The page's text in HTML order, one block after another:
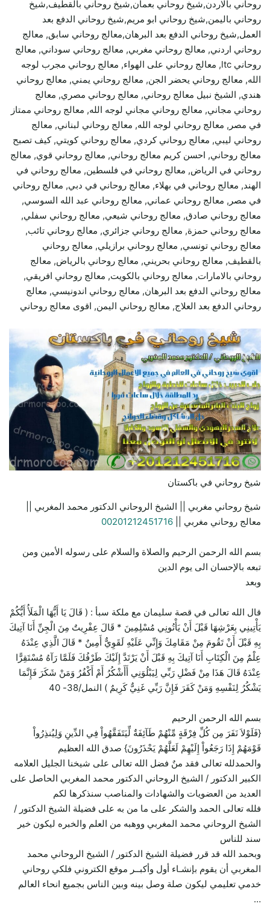
روحاني بالاردن,شيخ روحاني بعمان,شيخ روحاني بالقطيف,شيخ
روحاني باليمن,شيخ روحاني ابو مريم,شيخ روحاني الدفع بعد
العمل,شيخ روحاني الدفع بعد البرهان,معالج روحاني سابق, معالج
روحاني اردني, معالج روحاني مغربي, معالج روحاني سوداني, معالج
روحاني ltc, معالج روحاني على الهواء, معالج روحاني مجرب لوجه
الله, معالج روحاني يحضر الجن, معالج روحاني يمني, معالج روحاني
هندي, الشيخ نبيل معالج روحاني, معالج روحاني مصري, معالج
روحاني مجاني, معالج روحاني مجاني لوجه الله, معالج روحاني ممتاز
في مصر, معالج روحاني لوجه الله, معالج روحاني لبناني, معالج
روحاني ليبي, معالج روحاني كردي, معالج روحاني كويتي, كيف تصبح
معالج روحاني, احسن كريم معالج روحاني, معالج روحاني قوي, معالج
روحاني في الرياض, معالج روحاني في فلسطين, معالج روحاني في
الهند, معالج روحاني في بهلاء, معالج روحاني في دبي, معالج روحاني
في مصر, معالج روحاني عماني, معالج روحاني عبد الله السوسي,
معالج روحاني صادق, معالج روحاني شيعي, معالج روحاني سفلي,
معالج روحاني حمزة, معالج روحاني جزائري, معالج روحاني تائب,
معالج روحاني تونسي, معالج روحاني برازيلي, معالج روحاني
بالقطيف, معالج روحاني بحريني, معالج روحاني بالرياض, معالج
روحاني بالامارات, معالج روحاني بالكويت, معالج روحاني افريقي,
معالج روحاني الدفع بعد البرهان, معالج روحاني اندونيسي, معالج
روحاني الدفع بعد العلاج, معالج روحاني اليمن, اقوى معالج روحاني
شيخ روحاني في باكستان
شيخ روحاني مغربي || الشيخ الروحاني الدكتور محمد المغربي ||
معالج روحاني مغربي || 00201212451716
بسم الله الرحمن الرحيم والصلاة والسلام على رسوله الأمين ومن
تبعه بالإحسان الى يوم الدين
وبعد
قال الله تعالى في قصة سليمان مع ملكة سبأ : ( قَالَ يَا أَيُّهَا الْمَلَأُ أَيُّكُمْ
يَأْتِينِي بِعَرْشِهَا قَبْلَ أَنْ يَأْتُونِي مُسْلِمِينَ * قَالَ عِفْرِيتٌ مِنَ الْجِنِّ أَنَا آتِيكَ
بِهِ قَبْلَ أَنْ تَقُومَ مِنْ مَقَامِكَ وَإِنِّي عَلَيْهِ لَقَوِيٌّ أَمِينٌ * قَالَ الَّذِي عِنْدَهُ
عِلْمٌ مِنَ الْكِتَابِ أَنَا آتِيكَ بِهِ قَبْلَ أَنْ يَرْتَدَّ إِلَيْكَ طَرْفُكَ فَلَمَّا رَآهُ مُسْتَقِرًّا
عِنْدَهُ قَالَ هَذَا مِنْ فَضْلِ رَبِّي لِيَبْلُوَنِي أَأَشْكُرُ أَمْ أَكْفُرُ وَمَنْ شَكَرَ فَإِنَّمَا
يَشْكُرُ لِنَفْسِهِ وَمَنْ كَفَرَ فَإِنَّ رَبِّي غَنِيٌّ كَرِيمٌ ) النمل/38- 40
بسم الله الرحمن الرحيم
{فَلَوْلاَ نَفَرَ مِن كُلِّ فِرْقَةٍ مِّنْهُمْ طَآئِفَةٌ لِّيَتَفَقَّهُواْ فِي الدِّينِ وَلِيُنذِرُواْ
قَوْمَهُمْ إِذَا رَجَعُواْ إِلَيْهِمْ لَعَلَّهُمْ يَحْذَرُونَ} صدق الله العظيم
والحمدلله تعالى فقد منٌ فضل الله تعالى على شيخنا الجليل العلامه
الكبير الدكتور / الشيخ الروحاني الدكتور محمد المغربي الحاصل على
العديد من العضويات والشهادات والمناصب سنذكرها لكم
فلله تعالى الحمد والشكر على ما من به على فضيلة الشيخ الدكتور /
الشيخ الروحاني محمد المغربي ووهبه من العلم والخبره ليكون خير
سند للناس
وبحمد الله قد قرر فضيلة الشيخ الدكتور / الشيخ الروحاني محمد
المغربي أن يقوم بإنشـاء أول وأكبــر موقع الكتروني فلكي روحاني
خدمي تعليمي ليكون صلة وصل بينه وبين الناس بجميع انحاء العالم
…